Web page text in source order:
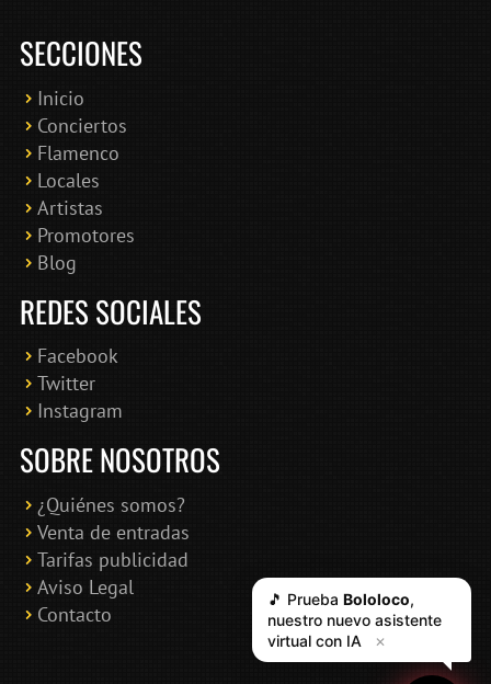
SECCIONES
Inicio
Conciertos
Flamenco
Locales
Artistas
Promotores
Blog
REDES SOCIALES
Facebook
Twitter
Instagram
SOBRE NOSOTROS
¿Quiénes somos?
Venta de entradas
Tarifas publicidad
Aviso Legal
Contacto
🎵 Prueba Bololoco,
nuestro nuevo asistente
virtual con IA
✕